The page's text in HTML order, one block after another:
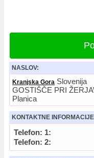
NASLOV:
Kranjska Gora Slovenija
GOSTIŠČE PRI
Planica
KONTAKTNE INFORMACIJE
Telefon: 1:
Telefon: 2: